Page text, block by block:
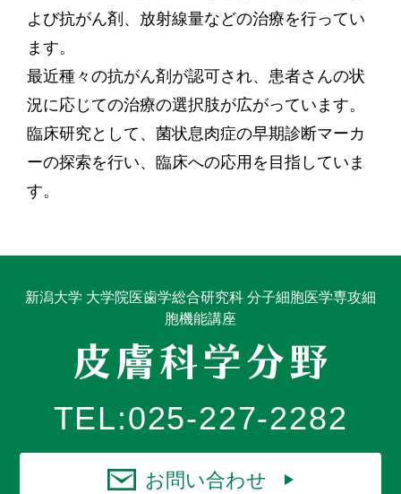
よび抗がん剤、放射線量などの治療を行ってい
ます。
最近種々の抗がん剤が認可され、患者さんの状
況に応じての治療の選択肢が広がっています。
臨床研究として、菌状息肉症の早期診断マーカ
ーの探索を行い、臨床への応用を目指していま
す。
新潟大学 大学院医歯学総合研究科 分子細胞医学専攻細
胞機能講座
TEL:025-227-2282
お問い合わせ